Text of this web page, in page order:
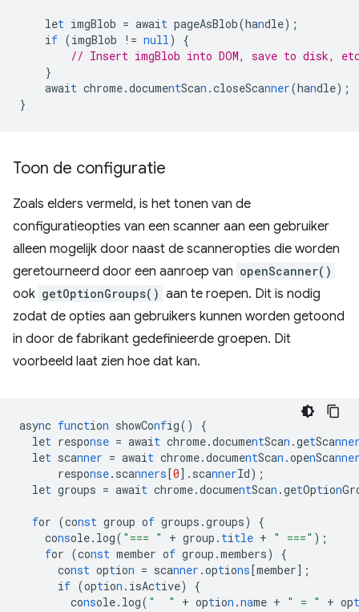
let imgBlob = await pageAsBlob(handle);
if (imgBlob != null)
{
// Insert imgBlob into DOM, save to disk,
}
await chrome.documentScan .closeScanner(handle);
}
Toon de configuratie
Zoals elders vermeld, is het tonen van de
configuratieopties van een scanner aan een gebruiker
alleen mogelijk door naast de scanneropties die worden
geretourneerd door een aanroep van openScanner()
ook getOptionGroups() aan te roepen. Dit is nodig
zodat de opties aan gebruikers kunnen worden getoond
in door de fabrikant gedefinieerde groepen. Dit
voorbeeld laat zien hoe dat kan.
async function showConfig()
{
let response = await chrome.documentScan .getSca
let scanner = await chrome.documentScan .openSca
response.scanners[0] .scannerId);
let groups = await chrome.documentScan .getOption
for (const group of groups.groups)
{
console.log( "=== " + group. title + " ===" );
for (const member of group.members)
{
const option = scanner .options[member] ;
if (option .isActive)
{
console.log( "  " + option .name + " = " + opt